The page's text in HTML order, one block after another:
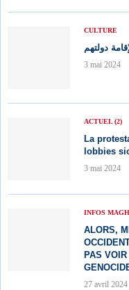
CULTURE
3 mai 2024
ACTUEL (2)
La
lobbies
3 mai 2024
INFOS
ALORS,
PAS
27 avril 2024